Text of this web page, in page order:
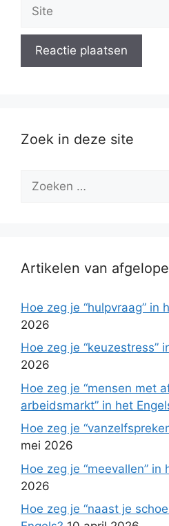
Zoek in deze site
naar:
Artikelen van
Hoe zeg je “hulpvraag” in
2026
Hoe zeg je “keuzestress”
2026
Hoe zeg je “mensen met
arbeidsmarkt” in het
Hoe zeg je
mei 2026
Hoe zeg je “meevallen” in
2026
Hoe zeg je “naast je